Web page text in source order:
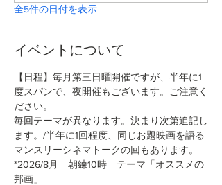
全5件の日付を表示
イベントについて
【日程】毎月第三日曜開催ですが、半年に1
度スパンで、夜開催もございます。ご注意く
ださい。
毎回テーマが異なります。決まり次第追記し
ます。/半年に1回程度、同じお題映画を語る
マンスリーシネマトークの回もあります。
*2026/8月　朝練10時　テーマ「オススメの
邦画」